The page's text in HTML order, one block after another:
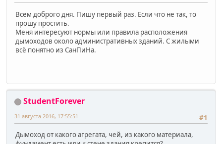
Всем доброго дня. Пишу первый раз. Если что не так, то
прошу простить.
Меня интересуют нормы или правила расположения
дымоходов около административных зданий. С жилыми
всё понятно из СанПиНа.
StudentForever
#1
31 августа 2016, 17:55:51
Дымоход от какого агрегата, чей, из какого материала,